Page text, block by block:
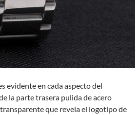
evidente en cada aspecto del
la parte trasera pulida de acero
que revela el logotipo de